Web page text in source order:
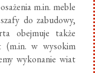
m.in. meble
do zabudowy,
obejmuje także
(m.in. w wysokim
wykonanie wiat